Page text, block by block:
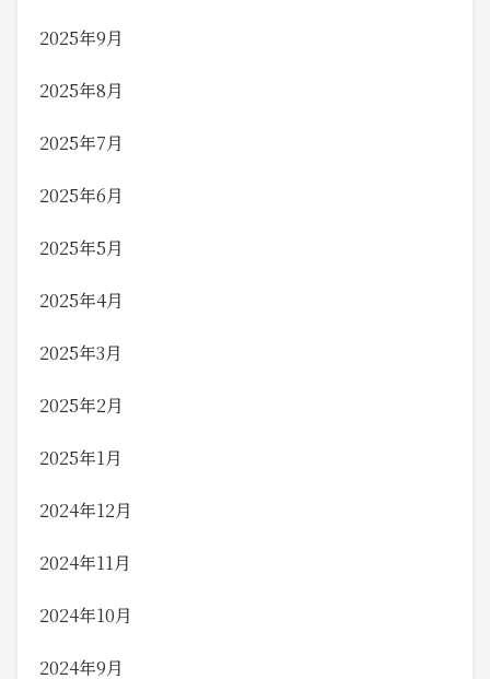
2025年9月
2025年8月
2025年7月
2025年6月
2025年5月
2025年4月
2025年3月
2025年2月
2025年1月
2024年12月
2024年11月
2024年10月
2024年9月